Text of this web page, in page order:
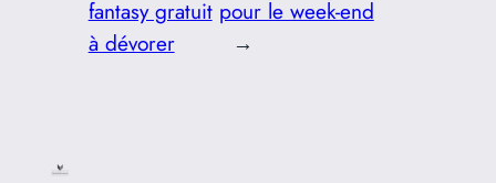
fantasy gratuit
à dévorer
pour le week-end
→